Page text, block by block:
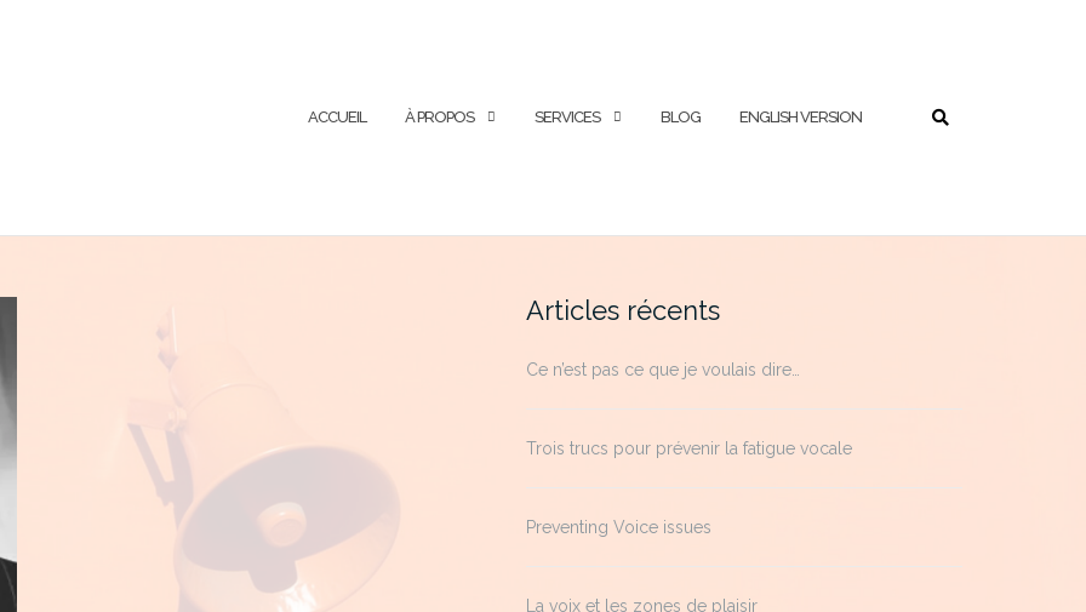
ACCUEIL À PROPOS SERVICES BLOG ENGLISH VERSION
Articles récents
Ce n’est pas ce que je voulais dire…
Trois trucs pour prévenir la fatigue vocale
Preventing Voice issues
La voix et les zones de plaisir